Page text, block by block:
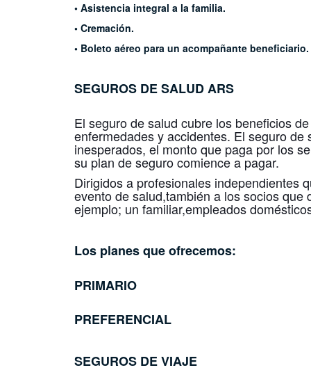
• Asistencia integral a la familia.
• Cremación.
• Boleto aéreo para un acompañante
SEGUROS DE SALUDARS
El seguro de salud cubre los beneficios
enfermedades y accidentes. El seguro
inesperados, el monto que paga por los
su plan de seguro comience a pagar.
Dirigidos a profesionales independientes
evento de salud,también a los socios
ejemplo; un familiar,empleados
Los planes que ofrecemos:
PRIMARIO
PREFERENCIAL
SEGUROS DE VIAJE